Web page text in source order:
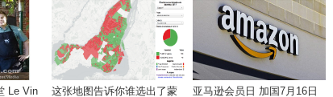
Le Vin
这张地图告诉你谁选出了蒙
亚马逊会员日 加国7月16日